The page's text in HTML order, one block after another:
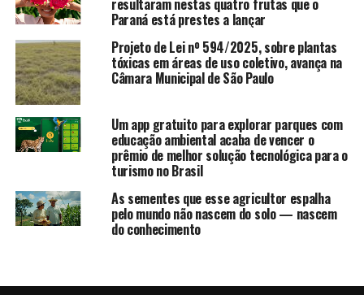
Paraná está prestes a lançar
Projeto de Lei nº 594/2025, sobre plantas
tóxicas em áreas de uso coletivo, avança na
Câmara Municipal de São Paulo
Um app gratuito para explorar parques com
educação ambiental acaba de vencer o
prêmio de melhor solução tecnológica para o
turismo no Brasil
As sementes que esse agricultor espalha
pelo mundo não nascem do solo — nascem
do conhecimento